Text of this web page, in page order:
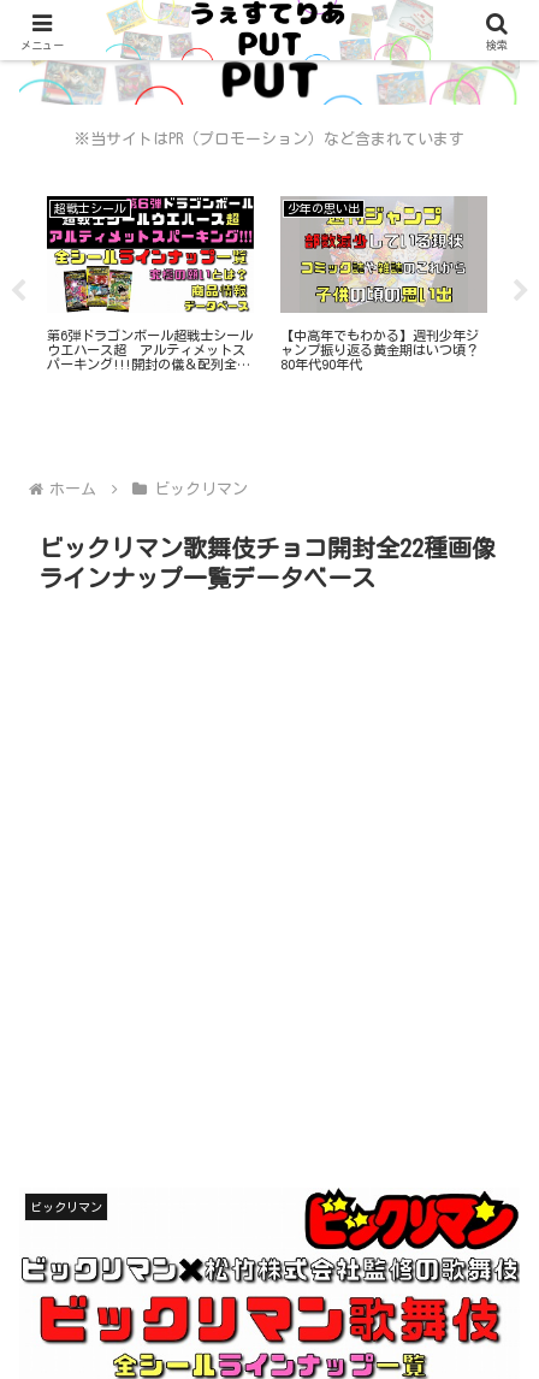
※当サイトはPR（プロモーション）など含まれています
超戦士シール
第6弾ドラゴンボール超戦士シール
ウエハース超 アルティメットス
パーキング!!!開封の儀＆配列全33
少年の思い出
【中高年でもわかる】週刊少年ジ
ャンプ振り返る黄金期はいつ頃？
80年代90年代
ホーム ビックリマン
ビックリマン歌舞伎チョコ開封全22種画像
ラインナップ一覧データベース
ビックリマン
メニュー 検索